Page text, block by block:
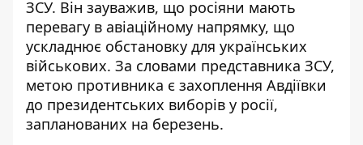
ЗСУ. Він зауважив, що росіяни мають
перевагу в авіаційному напрямку, що
ускладнює обстановку для українських
військових. За словами представника ЗСУ,
метою противника є захоплення Авдіївки
до президентських виборів у росії,
запланованих на березень.